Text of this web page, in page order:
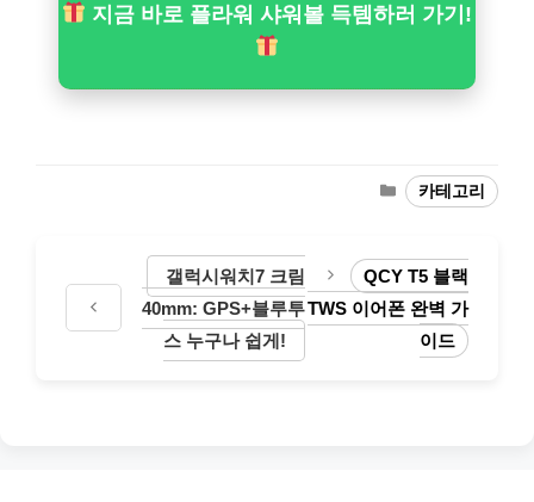
지금 바로 플라워 샤워볼 득템하러 가기!
카
테
리
카테고리
갤럭시워치7 크림
40mm: GPS+블루투
스 누구나 쉽게!
QCY T5 블랙
TWS 이어폰 완벽 가
이드